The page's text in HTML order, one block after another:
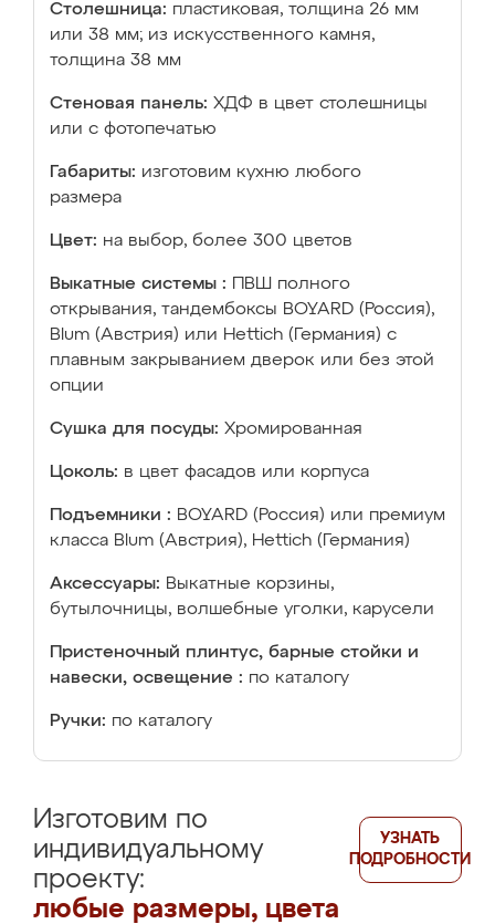
Столешница: пластиковая, толщина 26 мм
или 38 мм; из искусственного камня,
толщина 38 мм
Стеновая панель: ХДФ в цвет столешницы
или с фотопечатью
Габариты: изготовим кухню любого
размера
Цвет: на выбор, более 300 цветов
Выкатные системы :
ПВШ полного
открывания, тандембоксы BOYARD (Россия),
Blum (Австрия) или Hettich (Германия) с
плавным закрыванием дверок или без этой
опции
Сушка для посуды: Хромированная
Цоколь: в цвет фасадов или корпуса
Подъемники : BOYARD (Россия) или премиум
класса Blum (Австрия), Hettich (Германия)
Аксессуары: Выкатные корзины,
бутылочницы, волшебные уголки, карусели
Пристеночный плинтус, барные стойки и
навески, освещение : по каталогу
Ручки: по каталогу
Изготовим по
индивидуальному
проекту:
любые размеры, цвета
УЗНАТЬ
ПОДРОБНОСТИ